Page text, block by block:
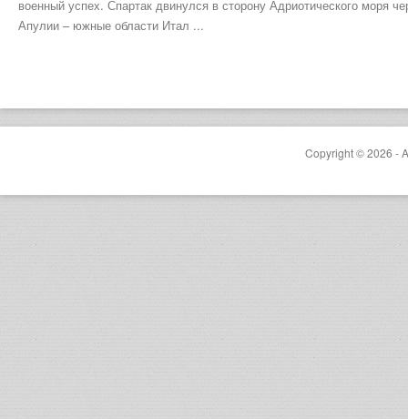
военный успех. Спартак двинулся в сторону Адриотического моря
Апулии – южные области Итал ...
Copyright © 2026 -